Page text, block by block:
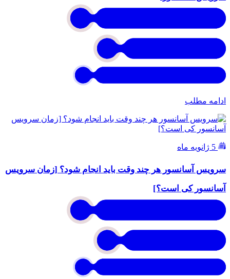
ادامه مطلب
سرویس آسانسور هر چند وقت باید انجام شود؟ [زمان سرویس
آسانسور کی است؟]